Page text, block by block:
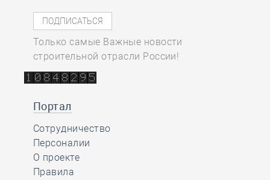
Только самые Важные новости
строительной отрасли России!
Портал
Сотрудничество
Персоналии
О проекте
Правила